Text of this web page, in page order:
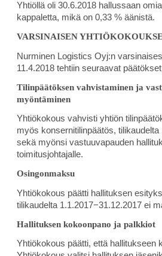
Yhtiöllä oli 30.6.2018 hallussaan
kappaletta, mikä on 0,33 % äänistä.
VARSINAISEN
Nurminen Logistics Oyj:n
11.4.2018 tehtiin seuraavat
Tilinpäätöksen vahvistaminen ja
myöntäminen
Yhtiökokous vahvisti yhtiön
myös konsernitilinpäätös,
sekä myönsi vastuuvapauden
toimitusjohtajalle.
Osingonmaksu
Yhtiökokous päätti hallituksen
tilikaudelta 1.1.2017−31.12.2017 ei
Hallituksen kokoonpano ja palkkiot
Yhtiökokous päätti, että hallitukseen